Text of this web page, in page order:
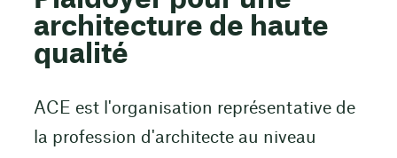
architecture de haute
qualité
ACE est l'organisation représentative de
la profession d'architecte au niveau